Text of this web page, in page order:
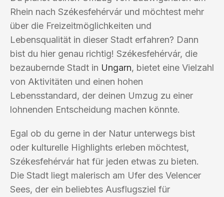
Rhein nach Székesfehérvár und möchtest mehr
über die Freizeitmöglichkeiten und
Lebensqualität in dieser Stadt erfahren? Dann
bist du hier genau richtig! Székesfehérvár, die
bezaubernde Stadt in Ungarn, bietet eine Vielzahl
von Aktivitäten und einen hohen
Lebensstandard, der deinen Umzug zu einer
lohnenden Entscheidung machen könnte.
Egal ob du gerne in der Natur unterwegs bist
oder kulturelle Highlights erleben möchtest,
Székesfehérvár hat für jeden etwas zu bieten.
Die Stadt liegt malerisch am Ufer des Velencer
Sees, der ein beliebtes Ausflugsziel für